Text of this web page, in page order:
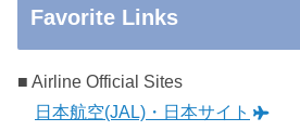
Favorite Links
■ Airline Official Sites
日本航空(JAL)・日本サイト